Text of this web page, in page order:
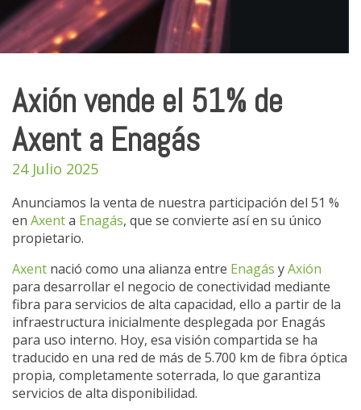
Axión vende el 51% de
Axent a Enagás
24 Julio 2025
Anunciamos la venta de nuestra participación del 51 %
en Axenta Enagás, que se convierte así en su único
propietario.
Axent nació como una alianza entre Enagás yAxión
para desarrollar el negocio de conectividad mediante
fibra para servicios de alta capacidad, ello a partir de la
infraestructura inicialmente desplegada por Enagás
para uso interno. Hoy, esa visión compartida se ha
traducido en una red de más de 5.700 km de fibra óptica
propia, completamente soterrada, lo que garantiza
servicios de alta disponibilidad.